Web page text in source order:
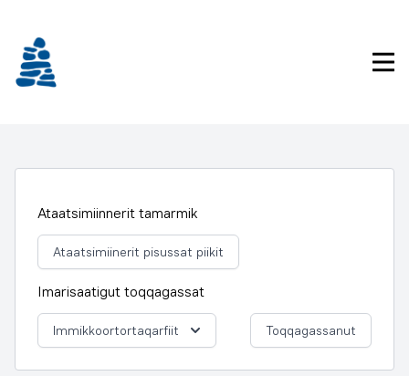
Ataatsimiinnerit tamarmik
Ataatsimiinerit pisussat piikit
Imarisaatigut toqqagassat
Immikkoortortaqarfiit Toqqagassanut